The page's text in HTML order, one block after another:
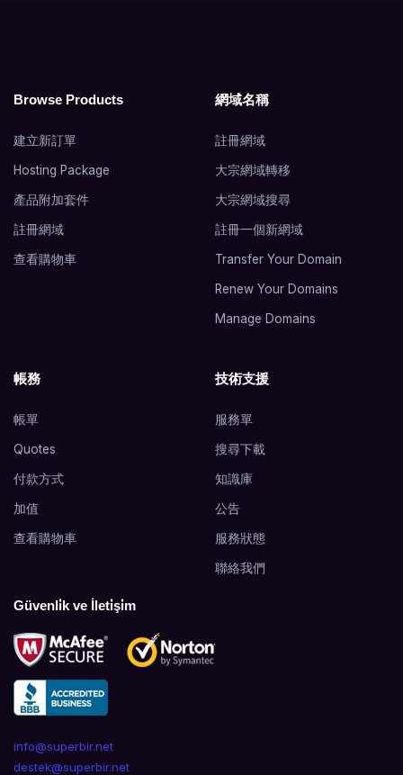
Browse Products
建立新訂單
Hosting Package
產品附加套件
註冊網域
查看購物車
網域名稱
註冊網域
大宗網域轉移
大宗網域搜尋
註冊一個新網域
Transfer Your Domain
Renew Your Domains
Manage Domains
帳務
帳單
Quotes
付款方式
加值
查看購物車
技術支援
服務單
搜尋下載
知識庫
公告
服務狀態
聯絡我們
Güvenli̇k ve İleti̇şi̇m
info@superbir.net
destek@superbir.net